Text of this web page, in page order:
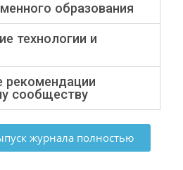
образования
технологии и
рекомендации
сообществу
журнала полностью